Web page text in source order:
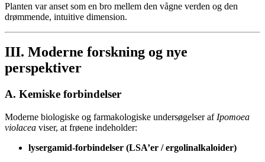
Planten var anset som en bro mellem den vågne verden og den
drømmende, intuitive dimension.
III. Moderne forskning og nye
perspektiver
A. Kemiske forbindelser
Moderne biologiske og farmakologiske undersøgelser af Ipomoea
violacea viser, at frøene indeholder:
lysergamid-forbindelser (LSA’er / ergolinalkaloider)